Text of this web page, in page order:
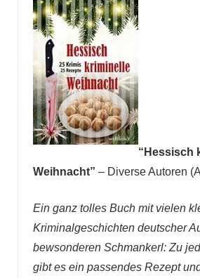
“ Hessisch
Weihnacht” – Diverse Autoren
Ein ganz tolles Buch mit vielen
Kriminalgeschichten deutscher
bewsonderen Schmankerl: Zu
gibt es ein passendes Rezept